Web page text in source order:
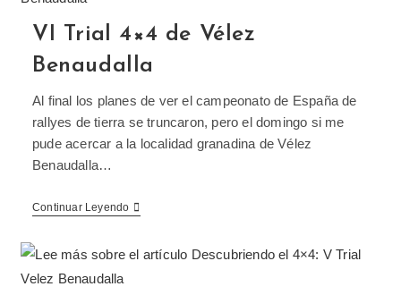
VI Trial 4×4 de Vélez
Benaudalla
Al final los planes de ver el campeonato de España de
rallyes de tierra se truncaron, pero el domingo si me
pude acercar a la localidad granadina de Vélez
Benaudalla…
Continuar Leyendo